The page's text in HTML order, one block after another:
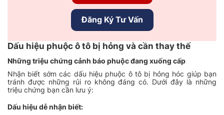
Đăng Ký Tư Vấn
Dấu hiệu phuộc ô tô bị hỏng và cần thay thế
Những triệu chứng cảnh báo phuộc đang xuống cấp
Nhận biết sớm các dấu hiệu phuộc ô tô bị hỏng hóc giúp bạn
tránh được những rủi ro không đáng có. Dưới đây là những
triệu chứng bạn cần lưu ý:
Dấu hiệu dễ nhận biết: